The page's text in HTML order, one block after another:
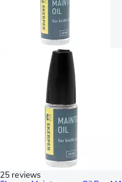
25 reviews